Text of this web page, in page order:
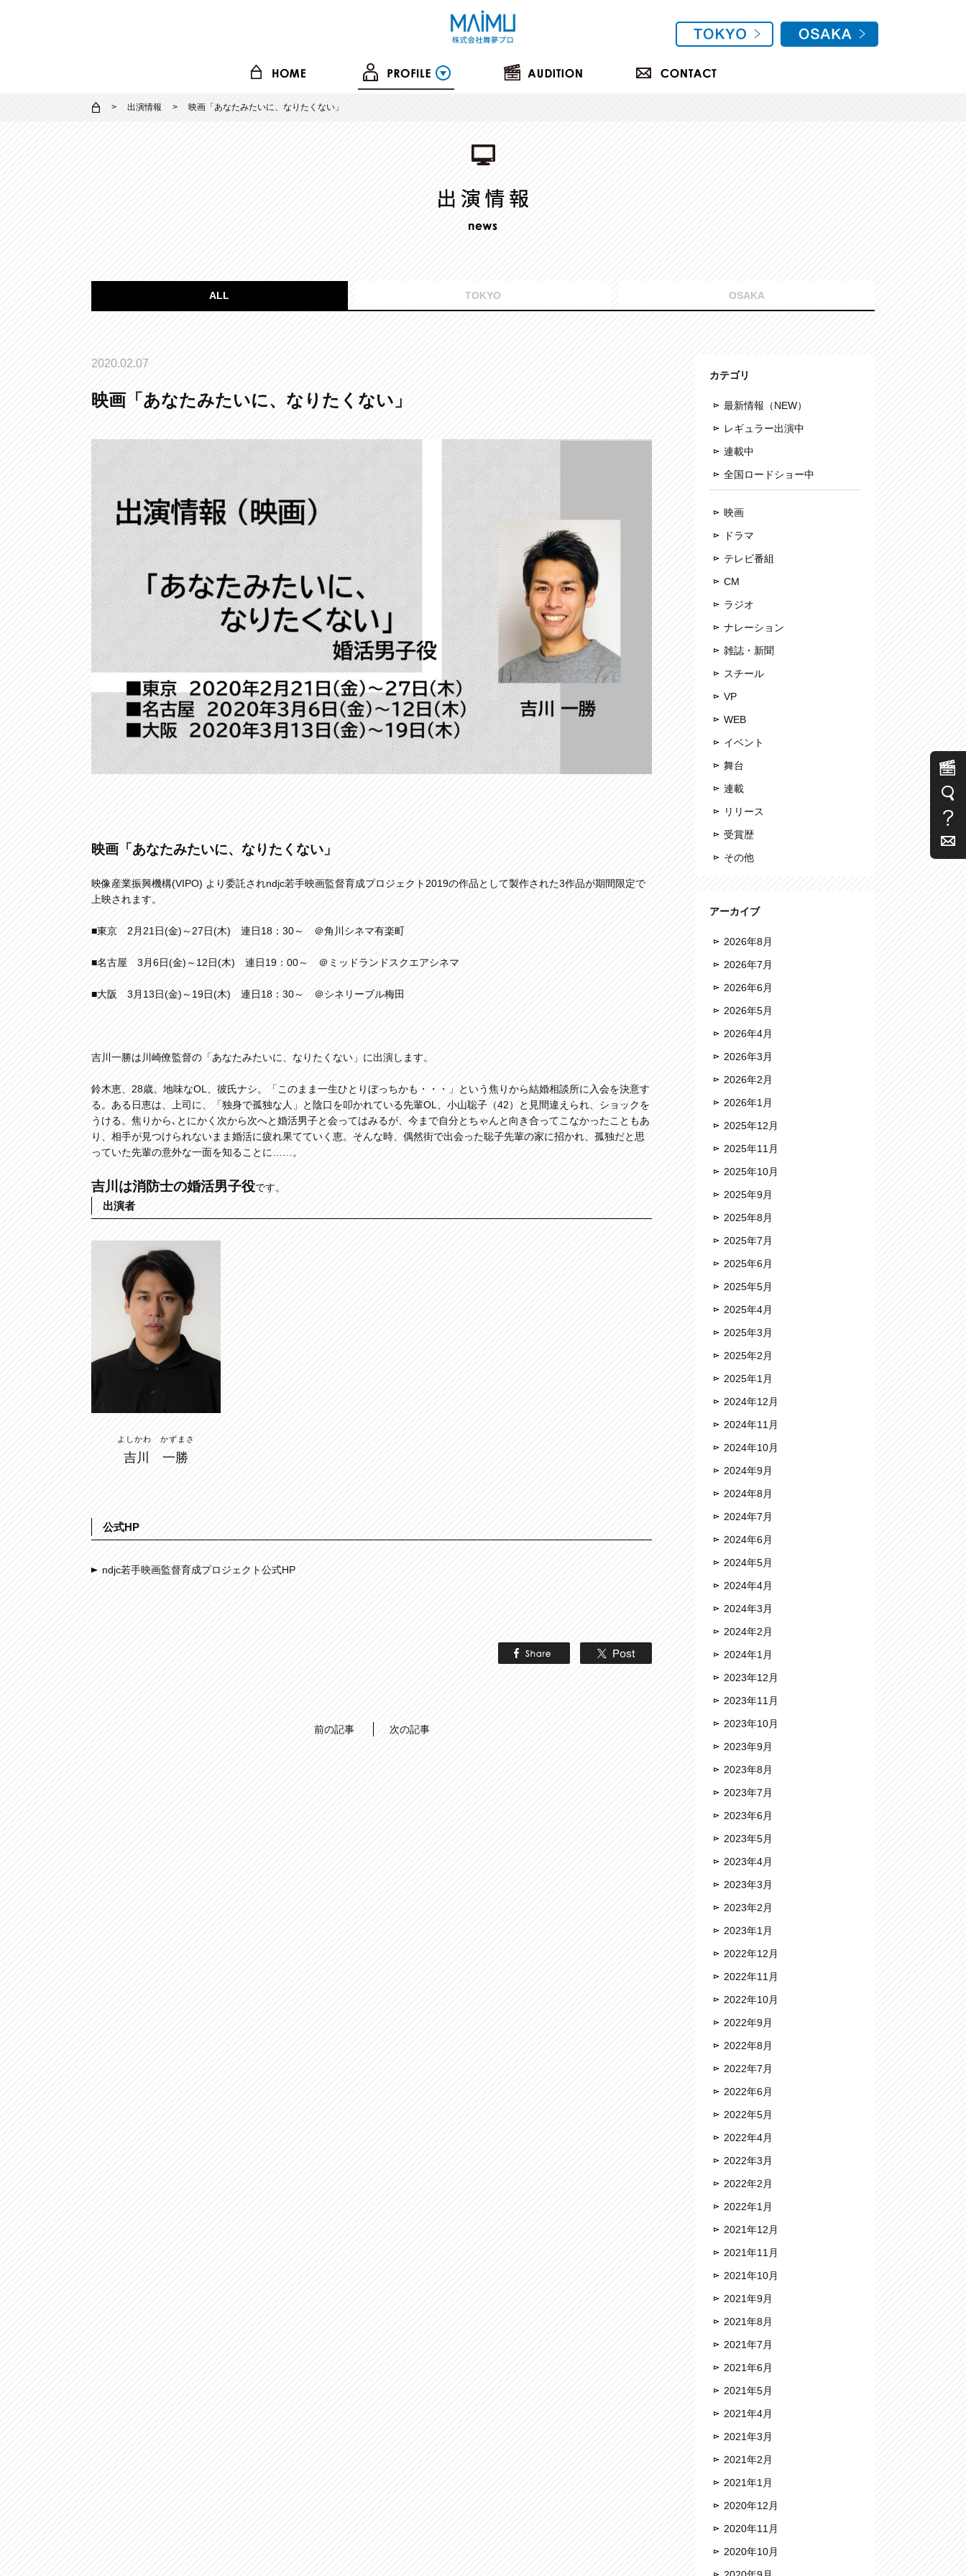
出演情報 映画「あなたみたいに、なりたくない」
ALL TOKYO OSAKA
2020.02.07
映画「あなたみたいに、なりたくない」
映画「あなたみたいに、なりたくない」
映像産業振興機構(VIPO) より委託されndjc若手映画監督育成プロジェクト2019の作品として製作された3作品が期間限定で
上映されます。
■東京 2月21日(金)～27日(木) 連日18：30～ ＠角川シネマ有楽町
■名古屋 3月6日(金)～12日(木) 連日19：00～ ＠ミッドランドスクエアシネマ
■大阪 3月13日(金)～19日(木) 連日18：30～ ＠シネリーブル梅田
吉川一勝は川崎僚監督の「あなたみたいに、なりたくない」に出演します。
鈴木恵、28歳。地味なOL、彼氏ナシ。「このまま一生ひとりぼっちかも・・・」という焦りから結婚相談所に入会を決意す
る。ある日恵は、上司に、「独身で孤独な人」と陰口を叩かれている先輩OL、小山聡子（42）と見間違えられ、ショックを
うける。焦りから､とにかく次から次へと婚活男子と会ってはみるが、今まで自分とちゃんと向き合ってこなかったこともあ
り、相手が見つけられないまま婚活に疲れ果てていく恵。そんな時、偶然街で出会った聡子先輩の家に招かれ、孤独だと思
っていた先輩の意外な一面を知ることに……。
吉川は消防士の婚活男子役です。
出演者
よしかわ かずまさ
吉川 一勝
公式HP
ndjc若手映画監督育成プロジェクト公式HP
前の記事 次の記事
カテゴリ
最新情報（NEW）
レギュラー出演中
連載中
全国ロードショー中
映画
ドラマ
テレビ番組
CM
ラジオ
ナレーション
雑誌・新聞
スチール
VP
WEB
イベント
舞台
連載
リリース
受賞歴
その他
アーカイブ
2026年8月
2026年7月
2026年6月
2026年5月
2026年4月
2026年3月
2026年2月
2026年1月
2025年12月
2025年11月
2025年10月
2025年9月
2025年8月
2025年7月
2025年6月
2025年5月
2025年4月
2025年3月
2025年2月
2025年1月
2024年12月
2024年11月
2024年10月
2024年9月
2024年8月
2024年7月
2024年6月
2024年5月
2024年4月
2024年3月
2024年2月
2024年1月
2023年12月
2023年11月
2023年10月
2023年9月
2023年8月
2023年7月
2023年6月
2023年5月
2023年4月
2023年3月
2023年2月
2023年1月
2022年12月
2022年11月
2022年10月
2022年9月
2022年8月
2022年7月
2022年6月
2022年5月
2022年4月
2022年3月
2022年2月
2022年1月
2021年12月
2021年11月
2021年10月
2021年9月
2021年8月
2021年7月
2021年6月
2021年5月
2021年4月
2021年3月
2021年2月
2021年1月
2020年12月
2020年11月
2020年10月